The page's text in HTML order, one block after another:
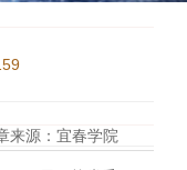
来源：宜春学院